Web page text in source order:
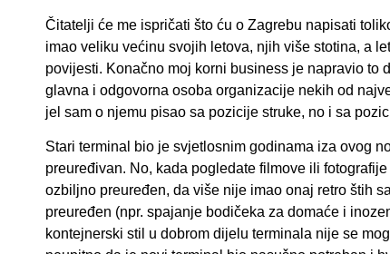
Čitatelji će me ispričati što ću o Zagrebu napisati
imao veliku većinu svojih letova, njih više stotina, a
povijesti. Konačno moj korni business je napravio to
glavna i odgovorna osoba organizacije nekih od
jel sam o njemu pisao sa pozicije struke, no i sa
Stari terminal bio je svjetlosnim godinama iza ovog
preuređivan. No, kada pogledate filmove ili
ozbiljno preuređen, da više nije imao onaj retro štih
preuređen (npr. spajanje bodičeka za domaće i
kontejnerski stil u dobrom dijelu terminala nije se